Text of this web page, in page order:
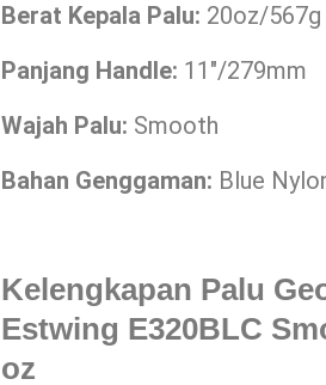
Berat Kepala Palu: 20oz/567g
Panjang Handle: 11″/279mm
Wajah Palu: Smooth
Bahan Genggaman: Blue
Kelengkapan Palu
Estwing E320BLC
oz